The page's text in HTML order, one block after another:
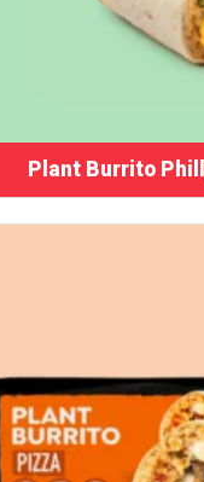
Plant Burrito